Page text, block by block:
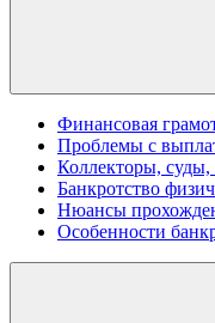
Финансовая
Проблемы с
Коллекторы,
Банкротство
Нюансы
Особенности